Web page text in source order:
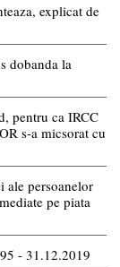
explicat de
dobanda la
pentru ca IRCC
s-a micsorat cu
ale persoanelor
pe piata
- 31.12.2019